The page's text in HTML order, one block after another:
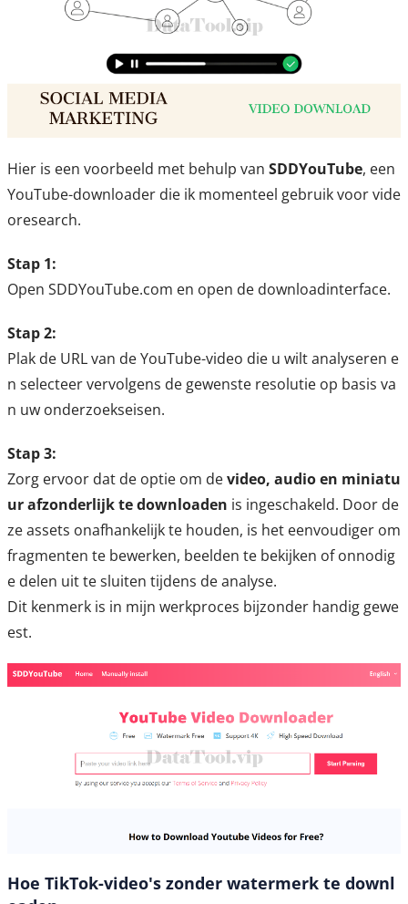
Hier is een voorbeeld met behulp van SDDYouTube, een
YouTube-downloader die ik momenteel gebruik voor vide
oresearch.
Stap 1:
Open SDDYouTube.com en open de downloadinterface.
Stap 2:
Plak de URL van de YouTube-video die u wilt analyseren e
n selecteer vervolgens de gewenste resolutie op basis va
n uw onderzoekseisen.
Stap 3:
Zorg ervoor dat de optie om devideo, audio en miniatu
ur afzonderlijk te downloaden is ingeschakeld. Door de
ze assets onafhankelijk te houden, is het eenvoudiger om
fragmenten te bewerken, beelden te bekijken of onnodig
e delen uit te sluiten tijdens de analyse.
Dit kenmerk is in mijn werkproces bijzonder handig gewe
est.
Hoe TikTok-video's zonder watermerk te downl